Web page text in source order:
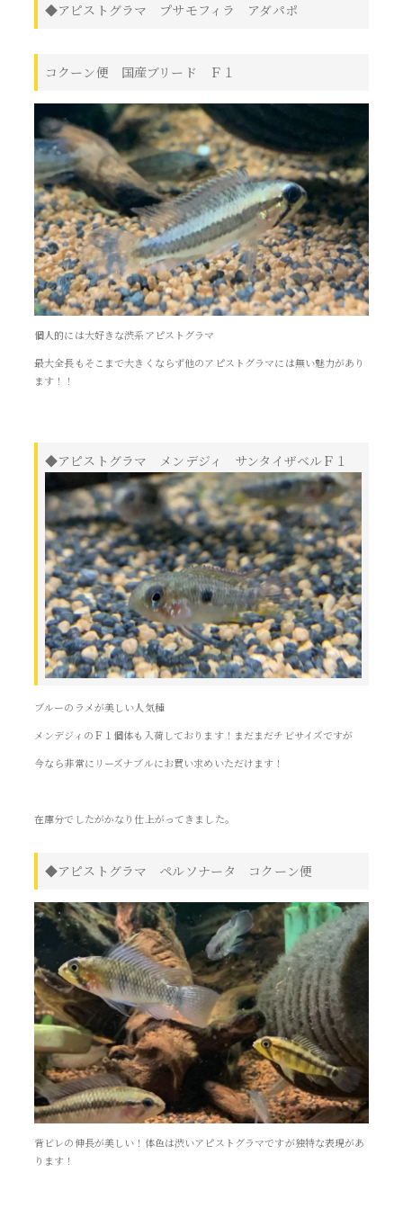
◆アピストグラマ プサモフィラ アダパポ
コクーン便 国産ブリード Ｆ１
個人的には大好きな渋系アピストグラマ
最大全長もそこまで大きくならず他のアピストグラマには無い魅力があり
ます！！
◆アピストグラマ メンデジィ サンタイザベルＦ１
ブルーのラメが美しい人気種
メンデジィのＦ１個体も入荷しております！まだまだチビサイズですが
今なら非常にリーズナブルにお買い求めいただけます！
在庫分でしたがかなり仕上がってきました。
◆アピストグラマ ペルソナータ コクーン便
背ビレの伸長が美しい！体色は渋いアピストグラマですが独特な表現があ
ります！